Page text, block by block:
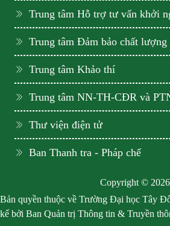
Trung tâm Hỗ trợ tư vấn khởi
Trung tâm Đảm bảo chất lượng
Trung tâm Khảo thí
Trung tâm NN-TH-CĐR và
Thư viện điện tử
Ban Thanh tra - Pháp chế
Copyright © 2026
Bản quyền thuộc về Trường Đại học Tây
kế bởi Ban Quản trị Thông tin & Truyền